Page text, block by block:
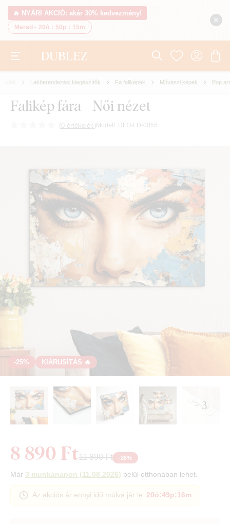
🔥 NYÁRI AKCIÓ: akár 30% kedvezmény!
Marad - 20ó : 50p : 14m
Lakberendezési kiegészítők Fa faliképek Művészi képek Pop art
Falikép fára - Női nézet
(0 értékelés) Modell: DFO-LD-0055
-25% KIÁRUSÍTÁS 🔥
+ 3
8 890 Ft11 890 Ft -26%
Már 3 munkanapon (11.08.2026) belül otthonában lehet.
Az akciós ár ennyi idő múlva jár le: 20ó:49p:15m